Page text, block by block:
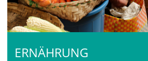
ERNÄHRUNG